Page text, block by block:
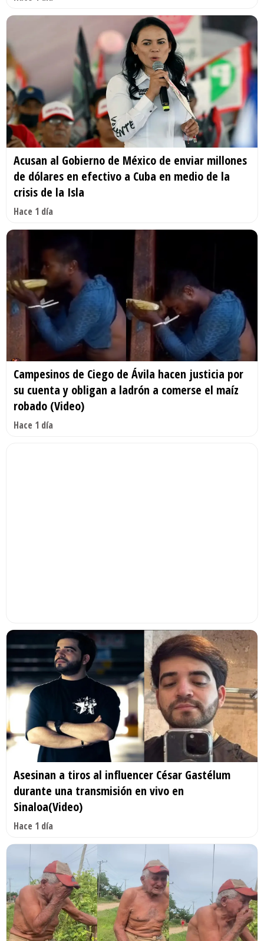
Acusan al Gobierno de México de enviar millones
de dólares en efectivo a Cuba en medio de la
crisis de la Isla
Hace 1 día
Campesinos de Ciego de Ávila hacen justicia por
su cuenta y obligan a ladrón a comerse el maíz
robado (Video)
Hace 1 día
Asesinan a tiros al influencer César Gastélum
durante una transmisión en vivo en
Sinaloa(Video)
Hace 1 día